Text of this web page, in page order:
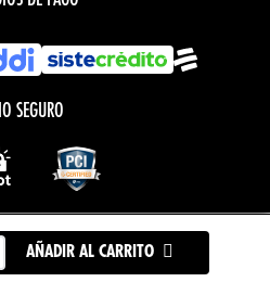
AÑADIR AL CARRITO
SEGURO
COPYRIGHT © PROCHAMPIONS 2020
Tecnología: